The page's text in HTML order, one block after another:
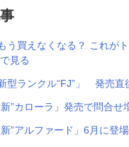
う買えなくなる？ これが
見る
型ランクル“FJ”」 発売直
新”カローラ」発売で問合
新”アルファード」6月に登